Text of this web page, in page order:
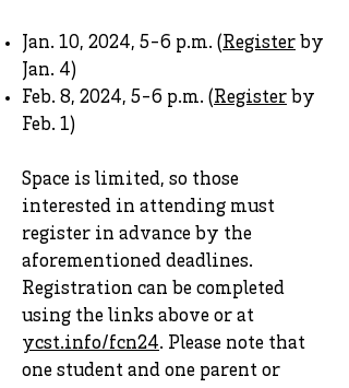
Jan. 10, 2024, 5-6 p.m. (Register by
Jan. 4)
Feb. 8, 2024, 5-6 p.m. (Register by
Feb. 1)
Space is limited, so those
interested in attending must
register in advance by the
aforementioned deadlines.
Registration can be completed
using the links above or at
ycst.info/fcn24. Please note that
one student and one parent or